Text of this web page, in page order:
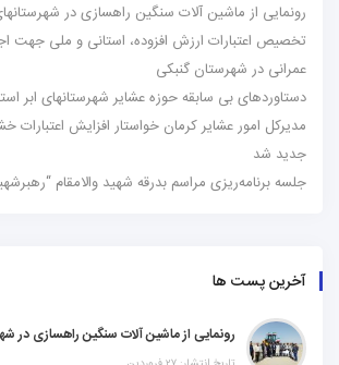
رونمایی از ماشین آلات سنگین راهسازی در
تخصیص اعتبارات ارزش افزوده، استانی و ملی جهت
عمرانی در شهرستان گنبکی
دستاوردهای بی سابقه حوزه عشایر شهرستانهای ابر
مدیرکل امور عشایر کرمان خواستار افزایش اعتبارات
جدید شد
جلسه برنامه‌ریزی مراسم بدرقه شهید والامقام
آخرین پست ها